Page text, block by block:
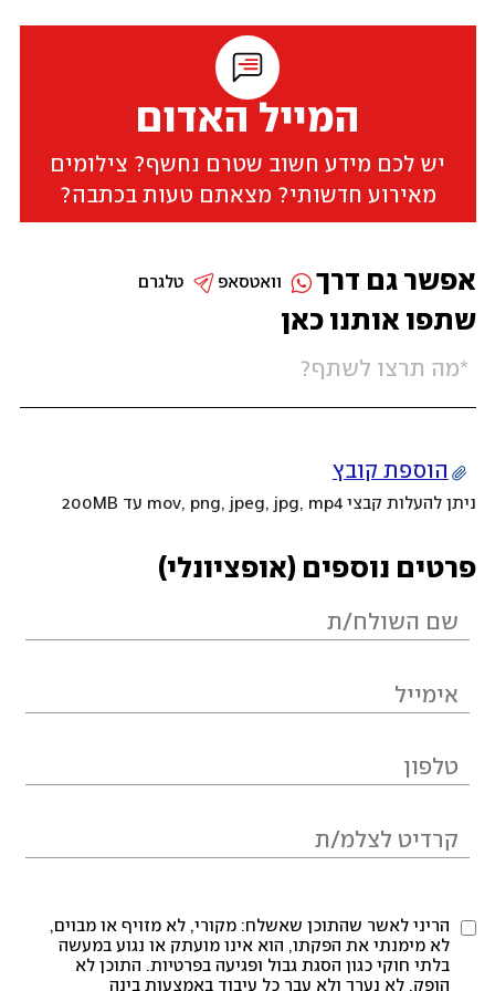
המייל האדום
יש לכם מידע חשוב שטרם נחשף? צילומים
מאירוע חדשותי? מצאתם טעות בכתבה?
שתפו אותנו כאן
הוספת קובץ
ניתן להעלות קבצי mov, png, jpeg, jpg, mp4 עד 200MB
פרטים נוספים (אופציונלי)
הריני לאשר שהתוכן שאשלח: מקורי, לא מזויף או מבוים,
לא מימנתי את הפקתו, הוא אינו מועתק או נגוע במעשה
בלתי חוקי כגון הסגת גבול ופגיעה בפרטיות. התוכן לא
הופק, לא נערך ולא עבר כל עיבוד באמצעות בינה
אפשר גם דרך טלגרם וואטסאפ